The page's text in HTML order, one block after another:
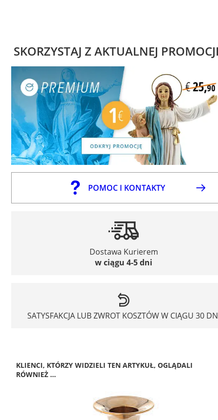
SKORZYSTAJ Z AKTUALNEJ
POMOC I KONTAKTY
Dostawa Kurierem
w ciągu 4-5 dni
SATYSFAKCJA LUB ZWROT KOSZTÓW W CIĄGU 30
KLIENCI, KTÓRZY WIDZIELI TEN ARTYKUŁ, OGLĄDALI
RÓWNIEŻ ...